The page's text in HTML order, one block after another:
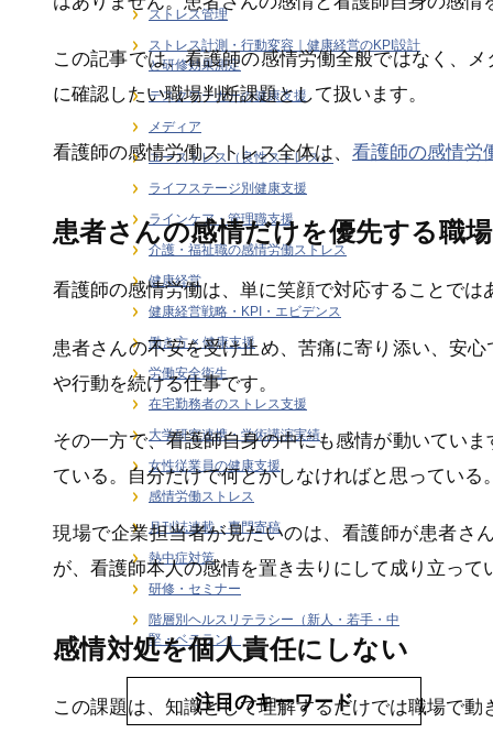
この記事では、看護師の感情労働全般ではなく、
に確認したい職場判断課題として扱います。
看護師の感情労働ストレス全体は、 看護師の感情労
患者さんの感情だけを優先する職
看護師の感情労働は、単に笑顔で対応することでは
患者さんの不安を受け止め、苦痛に寄り添い、安
や行動を続ける仕事です。
その一方で、看護師自身の中にも感情が動いてい
ている。自分だけで何とかしなければと思っている
現場で企業担当者が見たいのは、看護師が患者さ
が、看護師本人の感情を置き去りにして成り立って
感情対処を個人責任にしない
この課題は、知識として理解するだけでは職場で動
ストレス管理
ストレス計測・行動変容｜健康経営のKPI設計
と研修効果測定
デスクワーカーの健康支援
メディア
ユーストレス（良性ストレス）
ライフステージ別健康支援
ラインケア・管理職支援
介護・福祉職の感情労働ストレス
健康経営
健康経営戦略・KPI・エビデンス
働き方 × 健康支援
労働安全衛生
在宅勤務者のストレス支援
大学研究連携・学術講演実績
女性従業員の健康支援
感情労働ストレス
月刊誌連載・専門寄稿
熱中症対策
研修・セミナー
階層別ヘルスリテラシー（新人・若手・中
堅・ベテラン）
注目のキーワード